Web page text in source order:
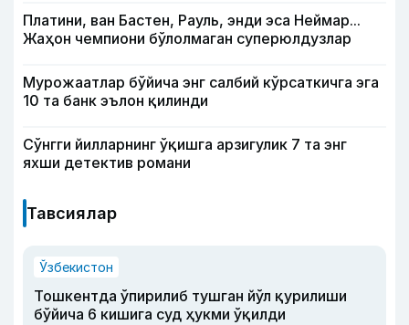
Платини, ван Бастен, Рауль, энди эса Неймар...
Жаҳон чемпиони бўлолмаган суперюлдузлар
Мурожаатлар бўйича энг салбий кўрсаткичга эга
10 та банк эълон қилинди
Сўнгги йилларнинг ўқишга арзигулик 7 та энг
яхши детектив романи
Тавсиялар
Ўзбекистон
Тошкентда ўпирилиб тушган йўл қурилиши
бўйича 6 кишига суд ҳукми ўқилди